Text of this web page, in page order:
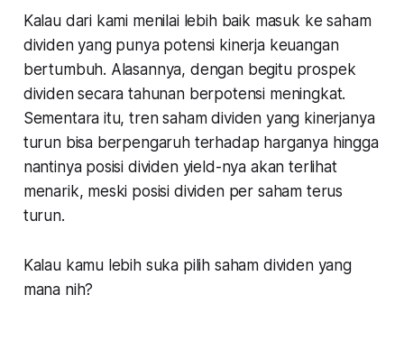
Kalau dari kami menilai lebih baik masuk ke saham
dividen yang punya potensi kinerja keuangan
bertumbuh. Alasannya, dengan begitu prospek
dividen secara tahunan berpotensi meningkat.
Sementara itu, tren saham dividen yang kinerjanya
turun bisa berpengaruh terhadap harganya hingga
nantinya posisi dividen yield-nya akan terlihat
menarik, meski posisi dividen per saham terus
turun.
Kalau kamu lebih suka pilih saham dividen yang
mana nih?